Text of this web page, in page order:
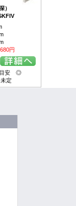
）
円
目安 ◎
定